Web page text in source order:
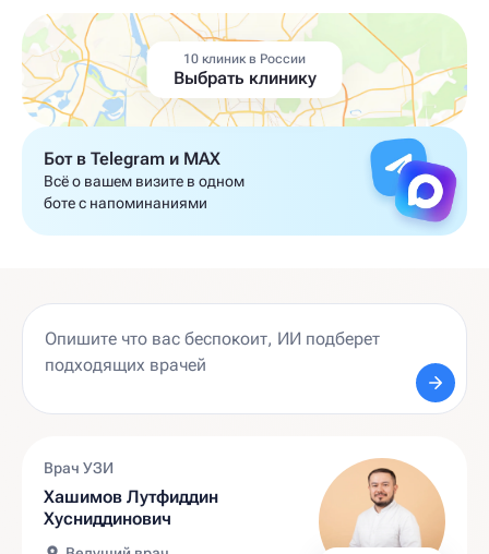
10 клиник в России
Выбрать клинику
Бот в Telegram и MAX
Всё о вашем визите в одном
боте с напоминаниями
Врач УЗИ
Хашимов Лутфиддин
Хусниддинович